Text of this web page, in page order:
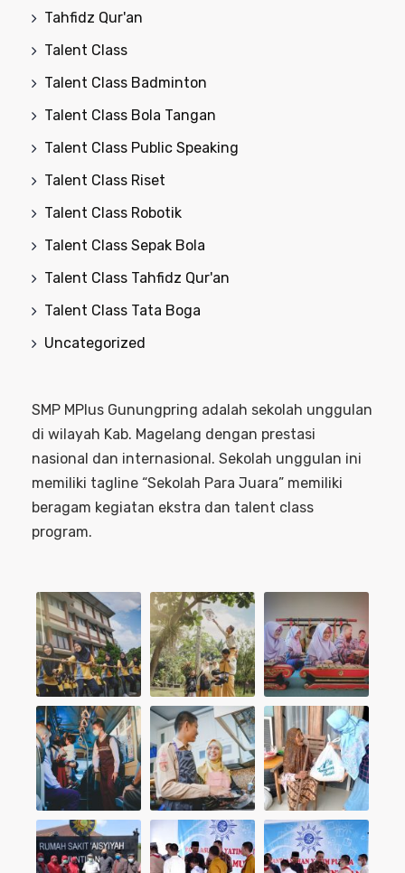
Tahfidz Qur'an
Talent Class
Talent Class Badminton
Talent Class Bola Tangan
Talent Class Public Speaking
Talent Class Riset
Talent Class Robotik
Talent Class Sepak Bola
Talent Class Tahfidz Qur'an
Talent Class Tata Boga
Uncategorized
SMP MPlus Gunungpring adalah sekolah unggulan
di wilayah Kab. Magelang dengan prestasi
nasional dan internasional. Sekolah unggulan ini
memiliki tagline “Sekolah Para Juara” memiliki
beragam kegiatan ekstra dan talent class
program.